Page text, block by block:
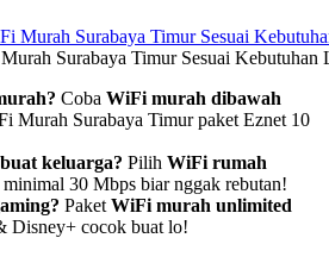
Surabaya Timur Sesuai
Coba WiFi murah dibawah
Murah Surabaya Timur paket Eznet 10
keluarga? Pilih WiFi rumah
minimal 30 Mbps biar nggak rebutan!
Paket WiFi murah unlimited
Disney+ cocok buat lo!